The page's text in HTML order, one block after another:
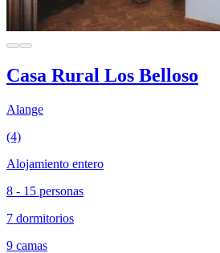
Casa Rural Los Belloso
Alange
(4)
Alojamiento entero
8 - 15 personas
7 dormitorios
9 camas